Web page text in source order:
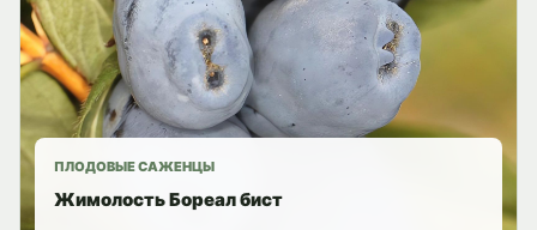
ПЛОДОВЫЕ САЖЕНЦЫ
Жимолость Бореал бист